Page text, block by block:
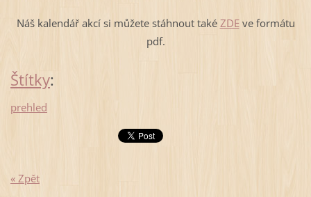
Náš kalendář akcí si můžete stáhnout také ZDEve formátu
pdf.
Štítky:
prehled
« Zpět